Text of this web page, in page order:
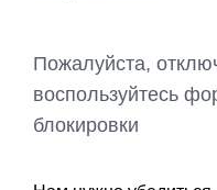
Пожалуйста,
воспользуйтесь
блокировки